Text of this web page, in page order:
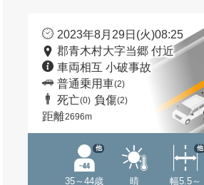
2023年8月29日(火)08:25
郡青木村大字当郷 付近
車両相互 小破事故
普通乗用車(2)
死亡(0) 負傷(2)
距離2696m
35～44歳
他
晴
幅5.5～
他